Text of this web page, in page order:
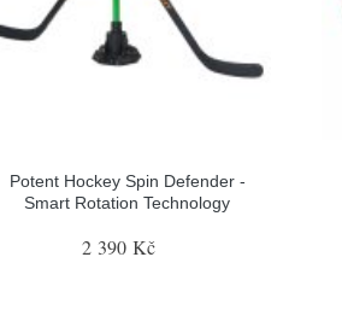
Potent Hockey Spin Defender -
Smart Rotation Technology
2 390 Kč